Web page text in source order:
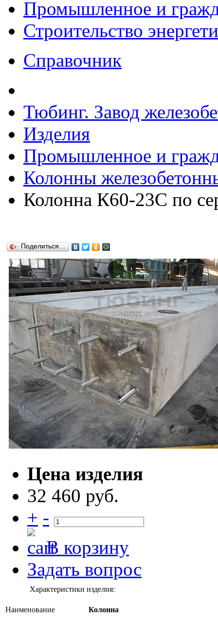
Промышленное и
Строительство
Справочник
Тюбинг. Завод
Изделия
Промышленное и
Колонны
Колонна К60-23C по
Поделиться…
Цена изделия
32 460 руб.
+ -
В корзину
Задать вопрос
Характеристики изделия:
Наименование Колонна